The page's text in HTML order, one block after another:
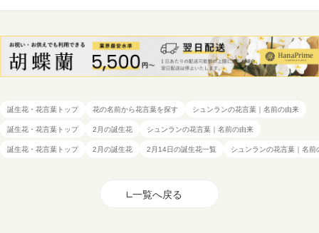
誕生花・花言葉トップ 花の名前から花言葉を探す シュンランの花言葉｜名前の由来
誕生花・花言葉トップ 2月の誕生花 シュンランの花言葉｜名前の由来
誕生花・花言葉トップ 2月の誕生花 2月14日の誕生花一覧 シュンランの花言葉｜名前
一覧へ戻る